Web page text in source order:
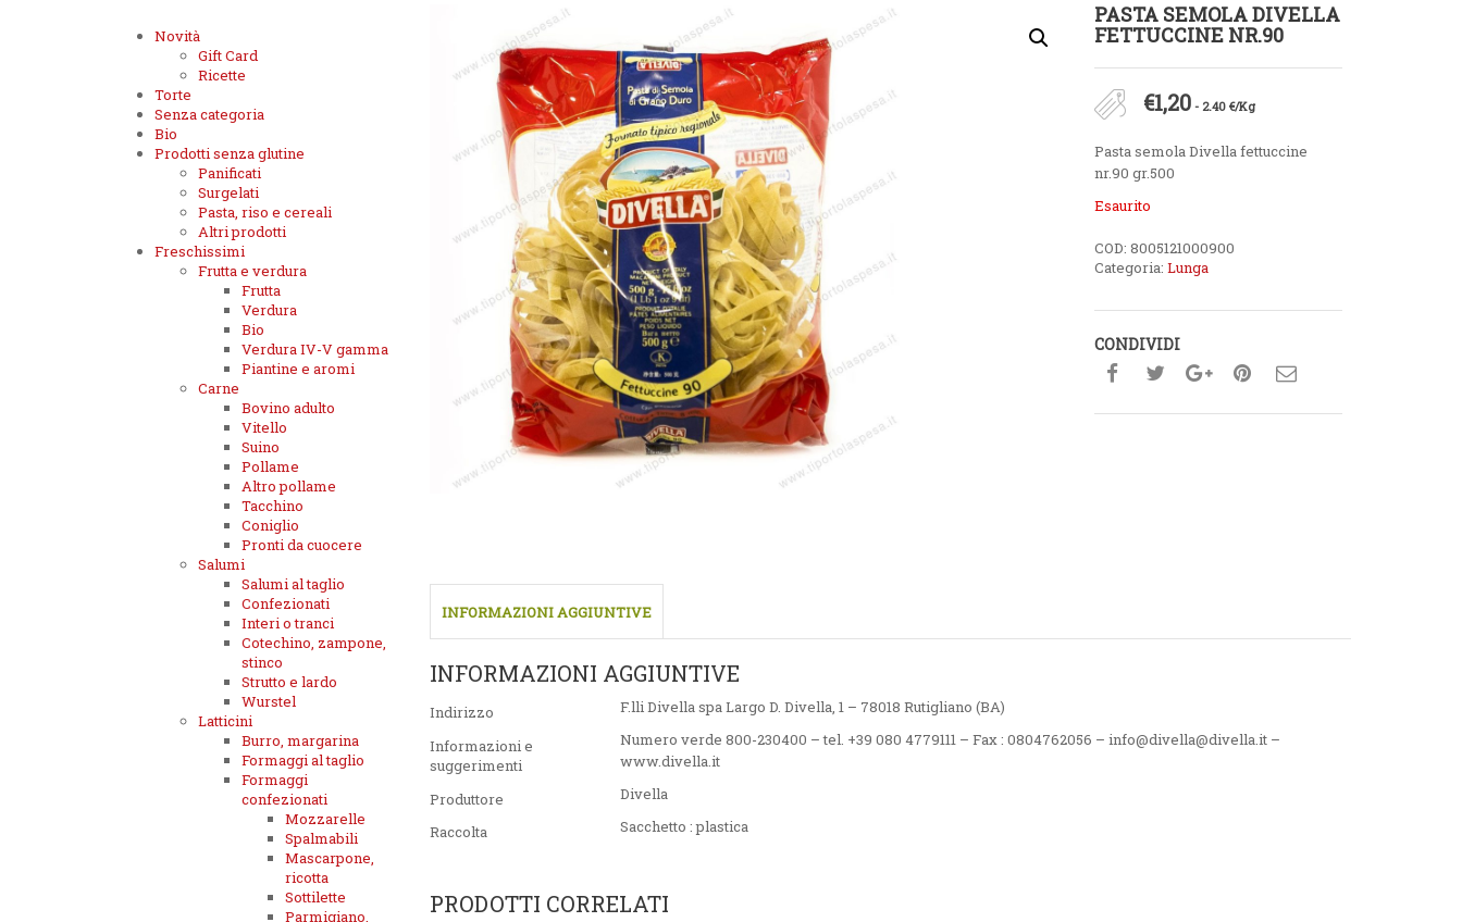
PASTA SEMOLA DIVELLA
FETTUCCINE NR.90
€1,20 - 2.40 €/Kg
Pasta semola Divella fettuccine
nr.90 gr.500
Esaurito
COD:8005121000900
Categoria:Lunga
CONDIVIDI
INFORMAZIONI AGGIUNTIVE
INFORMAZIONI AGGIUNTIVE
Indirizzo
F.lli Divella spa Largo D. Divella, 1 – 78018 Rutigliano (BA)
Informazioni e
suggerimenti
Numero verde 800-230400 – tel. +39 080 4779111 – Fax : 0804762056 – info@divella@divella.it –
www.divella.it
Produttore
Divella
Raccolta
Sacchetto : plastica
PRODOTTI CORRELATI
Novità
Gift Card
Ricette
Torte
Senza categoria
Bio
Prodotti senza glutine
Panificati
Surgelati
Pasta, riso e cereali
Altri prodotti
Freschissimi
Frutta e verdura
Frutta
Verdura
Bio
Verdura IV-V gamma
Piantine e aromi
Carne
Bovino adulto
Vitello
Suino
Pollame
Altro pollame
Tacchino
Coniglio
Pronti da cuocere
Salumi
Salumi al taglio
Confezionati
Interi o tranci
Cotechino, zampone,
stinco
Strutto e lardo
Wurstel
Latticini
Burro, margarina
Formaggi al taglio
Formaggi
confezionati
Mozzarelle
Spalmabili
Mascarpone,
ricotta
Sottilette
Parmigiano,